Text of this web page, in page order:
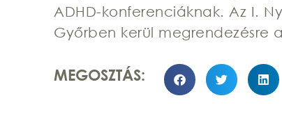
ADHD-konferenciáknak. Az I.
Győrben kerül megrendezésre
MEGOSZTÁS: